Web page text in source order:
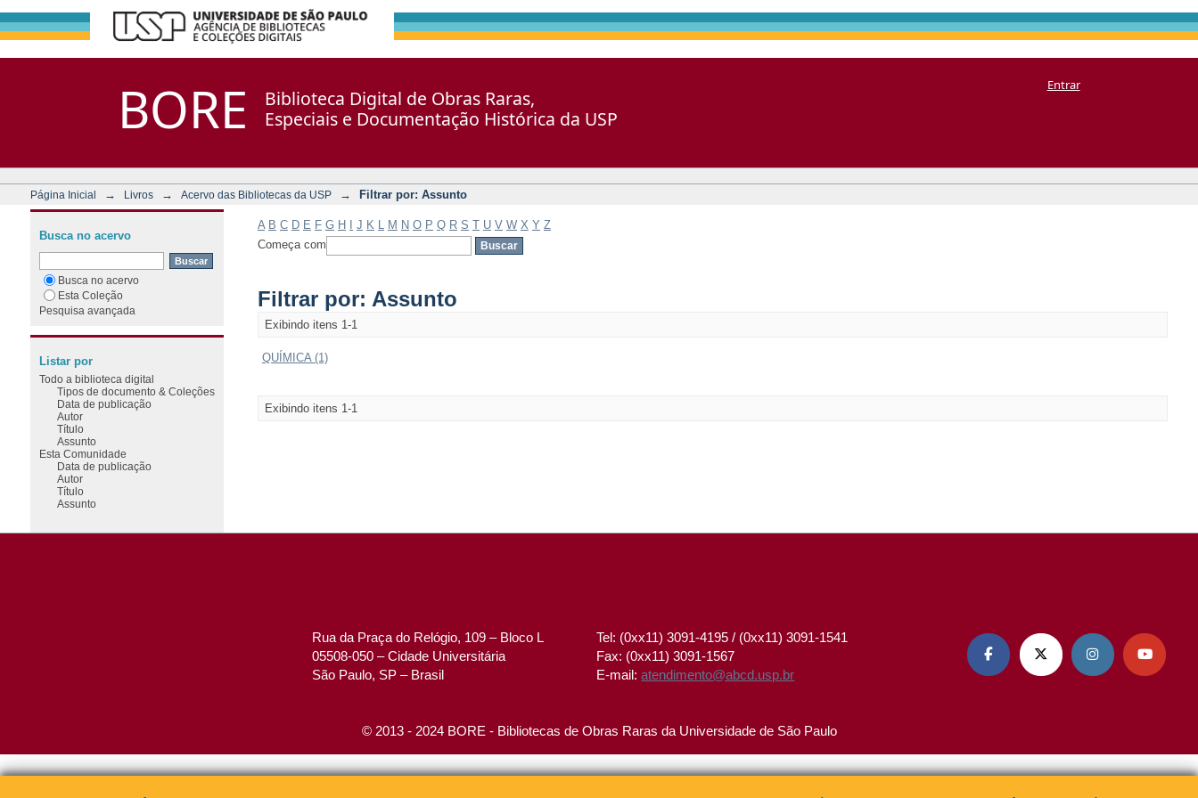
BORE
Biblioteca Digital de Obras Raras,
Especiais e Documentação Histórica da USP
Entrar
Página Inicial → Livros → Acervo das Bibliotecas da USP → Filtrar por: Assunto
A B C D E F G H J K M N O P Q R S T U V W X Y Z
Começa com
Filtrar por: Assunto
Exibindo itens 1-1
QUÍMICA (1)
Exibindo itens 1-1
Busca no acervo
Busca no acervo
Esta Coleção
Pesquisa avançada
Listar por
Todo a biblioteca digital
Tipos de documento & Coleções
Data de publicação
Autor
Título
Assunto
Esta Comunidade
Data de publicação
Autor
Título
Assunto
Rua da Praça do Relógio, 109 – Bloco L
05508-050 – Cidade Universitária
São Paulo, SP – Brasil
Tel: (0xx11) 3091-4195 / (0xx11) 3091-1541
Fax: (0xx11) 3091-1567
E-mail:atendimento@abcd.usp.br
   
© 2013 - 2024 BORE - Bibliotecas de Obras Raras da Universidade de São Paulo